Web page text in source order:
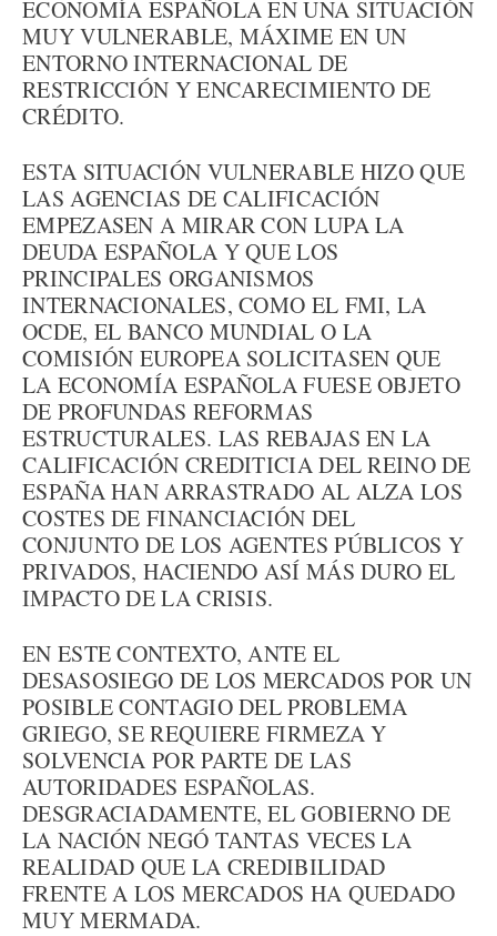
ECONOMÍA ESPAÑOLA EN UNA SITUACIÓN
MUY VULNERABLE, MÁXIME EN UN
ENTORNO INTERNACIONAL DE
RESTRICCIÓN Y ENCARECIMIENTO DE
CRÉDITO.
ESTA SITUACIÓN VULNERABLE HIZO QUE
LAS AGENCIAS DE CALIFICACIÓN
EMPEZASEN A MIRAR CON LUPA LA
DEUDA ESPAÑOLA Y QUE LOS
PRINCIPALES ORGANISMOS
INTERNACIONALES, COMO EL FMI, LA
OCDE, EL BANCO MUNDIAL O LA
COMISIÓN EUROPEA SOLICITASEN QUE
LA ECONOMÍA ESPAÑOLA FUESE OBJETO
DE PROFUNDAS REFORMAS
ESTRUCTURALES. LAS REBAJAS EN LA
CALIFICACIÓN CREDITICIA DEL REINO DE
ESPAÑA HAN ARRASTRADO AL ALZA LOS
COSTES DE FINANCIACIÓN DEL
CONJUNTO DE LOS AGENTES PÚBLICOS Y
PRIVADOS, HACIENDO ASÍ MÁS DURO EL
IMPACTO DE LA CRISIS.
EN ESTE CONTEXTO, ANTE EL
DESASOSIEGO DE LOS MERCADOS POR UN
POSIBLE CONTAGIO DEL PROBLEMA
GRIEGO, SE REQUIERE FIRMEZA Y
SOLVENCIA POR PARTE DE LAS
AUTORIDADES ESPAÑOLAS.
DESGRACIADAMENTE, EL GOBIERNO DE
LA NACIÓN NEGÓ TANTAS VECES LA
REALIDAD QUE LA CREDIBILIDAD
FRENTE A LOS MERCADOS HA QUEDADO
MUY MERMADA.